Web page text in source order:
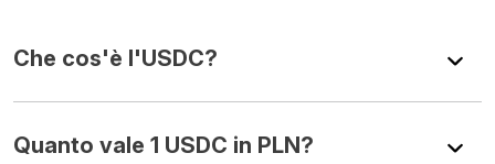
Che cos'è l'USDC?
Quanto vale 1 USDC in PLN?